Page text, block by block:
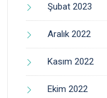
Şubat 2023
Aralık 2022
Kasım 2022
Ekim 2022